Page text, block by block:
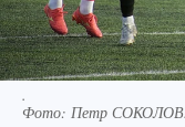
.
Фото: Петр СОКОЛОВ.